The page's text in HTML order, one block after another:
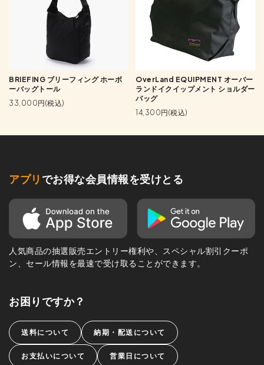
BRIEFING ブリーフィング ホーボ
ーバッグトール
33,000円(税込)
OverLand EQUIPMENT オーバー
ランドイクイップメント ショルダー
バッグ
14,300円(税込)
アプリ でお得な会員情報を受けとる
人気商品の抽選販売エントリー権利や、スペシャル割引クーポ
ン、セール情報を最速で受け取ることができます。
お困りですか？
送料について 納期・配送について
お支払いについて 営業日について